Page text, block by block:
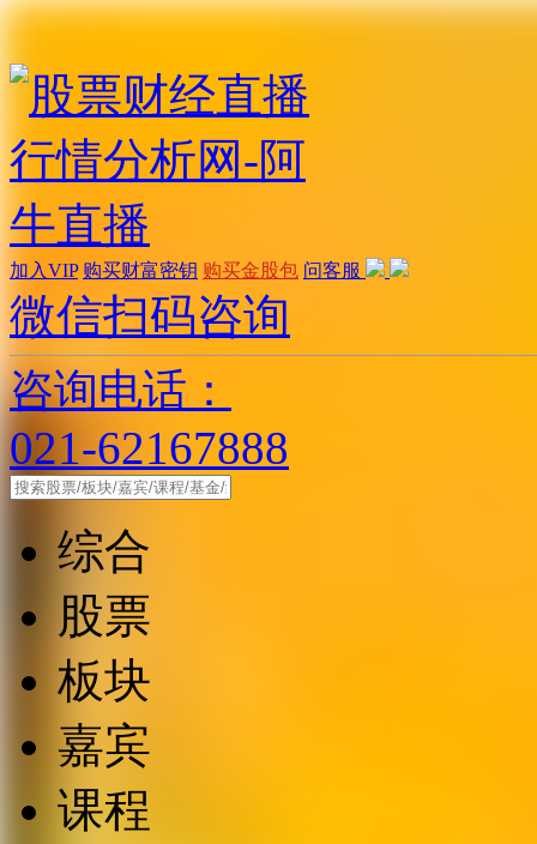
加入VIP 购买财富密钥 购买金股包 问客服
微信扫码咨询
咨询电话：
021-62167888
综合
股票
板块
嘉宾
课程